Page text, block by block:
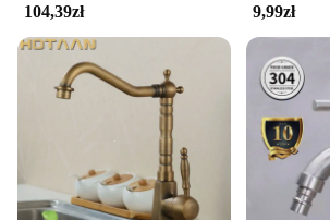
104,39zł 9,99zł